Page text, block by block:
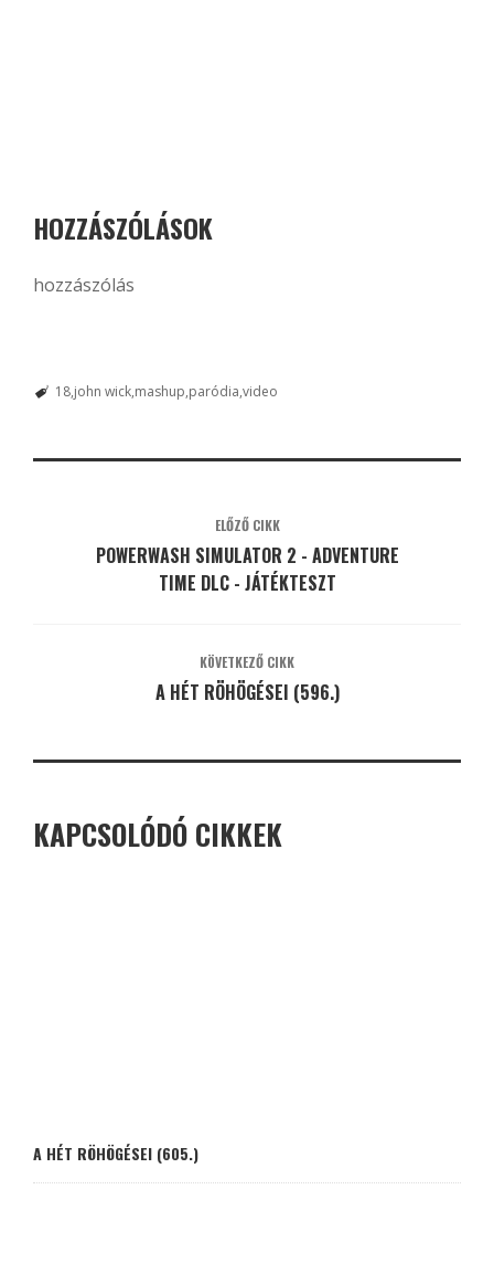
HOZZÁSZÓLÁSOK
hozzászólás
18 john wick mashup paródia video
ELŐZŐ CIKK
POWERWASH SIMULATOR 2 - ADVENTURE
TIME DLC - JÁTÉKTESZT
KÖVETKEZŐ CIKK
A HÉT RÖHÖGÉSEI (596.)
KAPCSOLÓDÓ CIKKEK
A HÉT RÖHÖGÉSEI (605.)